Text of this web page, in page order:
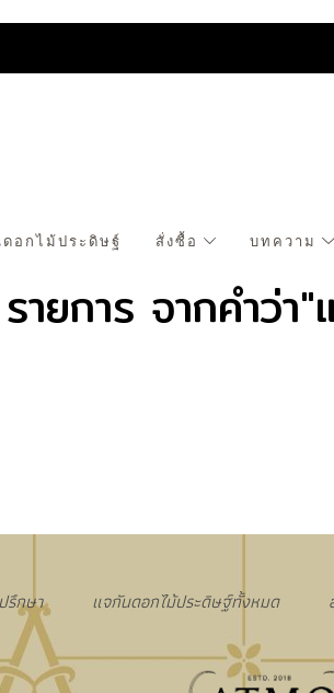
อกไม้ประดิษฐ์ สั่งซื้อ บทความ
ยการ จากคำว่า"
รึกษา แจกันดอกไม้ประดิษฐ์ทั้งหมด